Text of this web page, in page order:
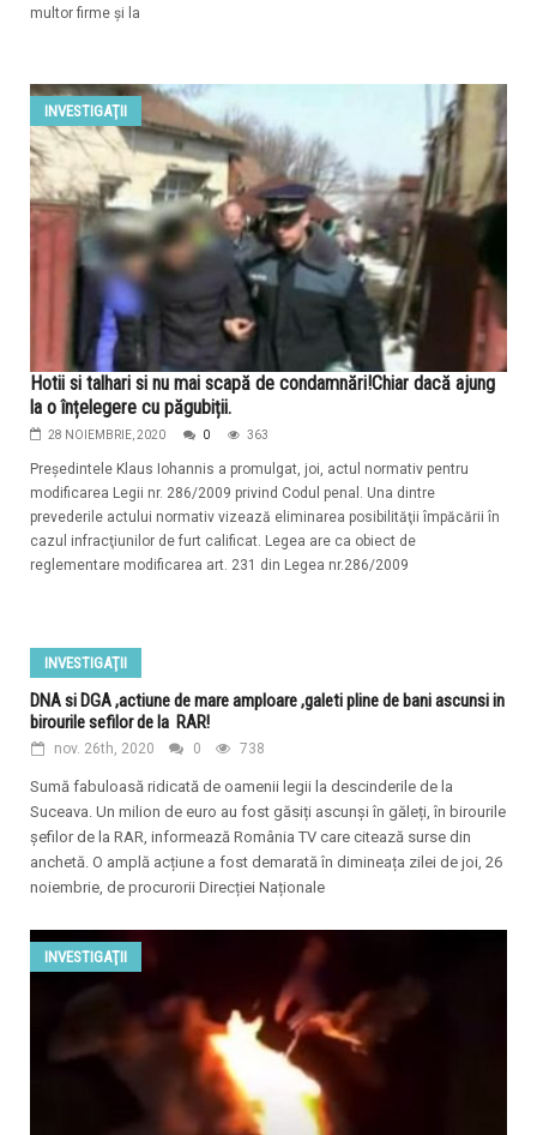
multor firme şi la
INVESTIGAŢII
Hotii si talhari si nu mai scapă de condamnări!Chiar dacă ajung
la o înțelegere cu păgubiții.
28 NOIEMBRIE, 2020 0 363
Preşedintele Klaus Iohannis a promulgat, joi, actul normativ pentru
modificarea Legii nr. 286/2009 privind Codul penal. Una dintre
prevederile actului normativ vizează eliminarea posibilităţii împăcării în
cazul infracţiunilor de furt calificat. Legea are ca obiect de
reglementare modificarea art. 231 din Legea nr.286/2009
INVESTIGAŢII
DNA si DGA ,actiune de mare amploare ,galeti pline de bani ascunsi in
birourile sefilor de la RAR!
nov. 26th, 2020 0 738
Sumă fabuloasă ridicată de oamenii legii la descinderile de la
Suceava. Un milion de euro au fost găsiți ascunși în găleți, în birourile
șefilor de la RAR, informează România TV care citează surse din
anchetă. O amplă acțiune a fost demarată în dimineața zilei de joi, 26
noiembrie, de procurorii Direcției Naționale
INVESTIGAŢII